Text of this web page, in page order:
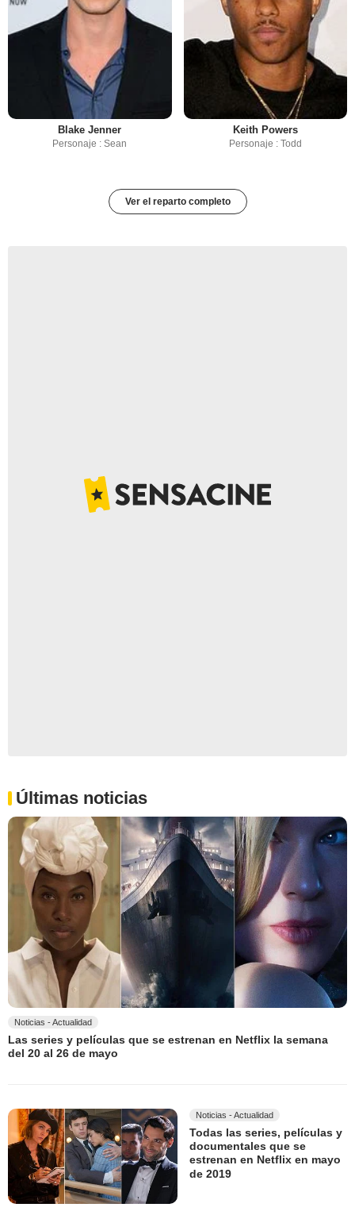
Blake Jenner
Personaje : Sean
Keith Powers
Personaje : Todd
Ver el reparto completo
Últimas noticias
Noticias - Actualidad
Las series y películas que se estrenan en Netflix la semana
del 20 al 26 de mayo
Noticias - Actualidad
Todas las series, películas y
documentales que se
estrenan en Netflix en mayo
de 2019